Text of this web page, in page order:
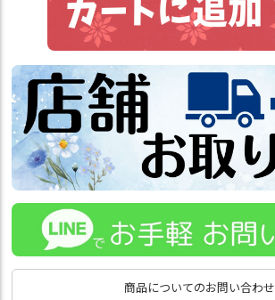
商品についてのお問い合わせ